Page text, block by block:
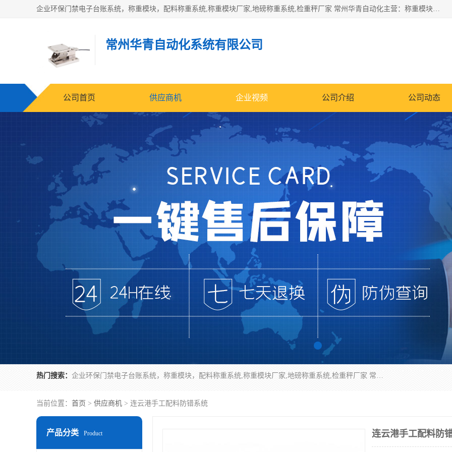
企业环保门禁电子台账系统，称重模块，配料称重系统,称重模块厂家,地磅称重系统,检重秤厂家 常州华青自动化主营：称重模块、无人值守称重系统、配料称重系统、地磅称重系统、检重秤、托利多称重模块等产品。各种称重软件，移动源环保门禁电子台账系统软件。 常州华青自动化系统有限公司7*24的电话支持服务、项目现场开发服务、新功能定制研发服务，产品培训、远程维护，现场安装调试工程等。
常州华青自动化系统有限公司
公司首页 供应商机 企业视频 公司介绍 公司动态
热门搜索： 企业环保门禁电子台账系统，称重模块，配料称重系统,称重模块厂家,地磅称重系统,检重秤厂家 常州华青自动化主营：称重模块、无人值守称重系统、配料称重系统、地磅称重系统、检重秤、托利多称重模块等产品。各种称重软件，移动源环保门禁电子台账系统软件。 常州华青自动化系统有限公司7*24的电话支持服务、项目现场开发服务、新功能定制研发服务，产品培训、远程维护，现场安装调试工程等。
当前位置： 首页 > 供应商机 > 连云港手工配料防错系统
产品分类 Product 连云港手工配料防